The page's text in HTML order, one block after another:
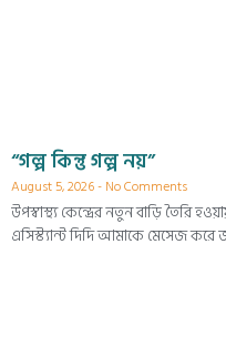
“গল্প কিন্তু গল্প নয়”
August 5, 2026 No Comments
উপস্বাস্থ্য কেন্দ্রের নতুন বাড়ি তৈরি
এসিস্ট্যান্ট দিদি আমাকে মেসেজ